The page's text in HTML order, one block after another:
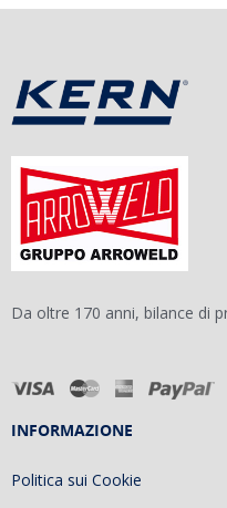
Da oltre 170 anni, bilance di
INFORMAZIONE
Politica sui Cookie